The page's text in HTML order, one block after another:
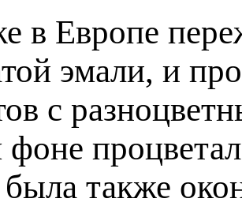
в Европе
эмали, и
с
также